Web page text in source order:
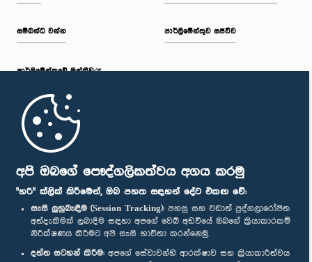
අපි ඔබගේ පෞද්ගලිකත්වය අගය කරමු
"හරි" ක්ලික් කිරීමෙන්, ඔබ පහත සඳහන් දේට එකඟ වේ:
සැසි ලුහුබැඳීම (Session Tracking): පහසු සහ වඩාත් පුද්ගලාරෝපිත
අත්දැකීමක් ලබාදීම සඳහා අපගේ වෙබ් අඩවියේ ඔබගේ ක්‍රියාකාරකම්
නිරීක්ෂණය කිරීමට අපි සැසි භාවිතා කරන්නෙමු.
දත්ත සටහන් කිරීම: අපගේ සේවාවන්හි ආරක්ෂාව සහ ක්‍රියාකාරීත්වය
සම්බන්ධ වන්න
පාර්ලි‌මේන්තුවේ මන්ත්‍රීවරු
මුල් පිටුව
පාර්ලිමේන්තුව සජීවීව
පාර්ලිමේන්තු ජංගම යෙදුම
අප හා සම්බන්ධ වී සිටින්න :